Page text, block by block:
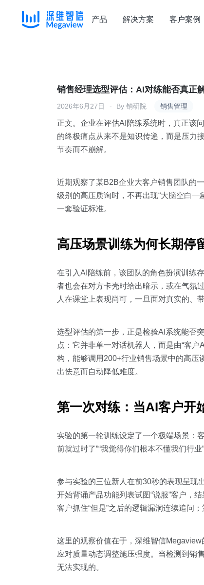
产品 解决方案 客户案例
销售管理
销售经理选型评估：AI对练能否真正
2026年6月27日 By 销研院
正文。企业在评估AI陪练系统时，真正该
的终极痛点从来不是知识传递，而是压
节奏而不崩解。
近期观察了某B2B企业大客户销售团队的
级别的高压质询时，不再出现“大脑空白—
一套验证标准。
高压场景训练为何长期停
在引入AI陪练前，该团队的角色扮演训练
者也会在对方卡壳时给出暗示，或在气
人在课堂上表现尚可，一旦面对真实的、
选型评估的第一步，正是检验AI系统能否
点：它并非单一对话机器人，而是由“客户
构，能够调用200+行业销售场景中的高压
出怯意而自动降低难度。
第一次对练：当AI客户开
实验的第一轮训练设定了一个极端场景：
前就过时了”“我觉得你们根本不懂我们行
参与实验的三位新人在前30秒的表现呈现
开始背诵产品功能列表试图“说服”客户，
客户抓住“但是”之后的逻辑漏洞连续追问
这里的观察价值在于，深维智信
应对质量动态调整施压强度。当检测到销
无法实现的。